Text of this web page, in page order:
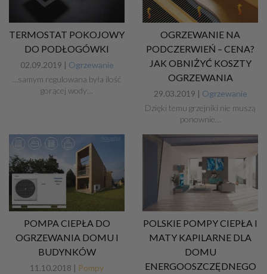
TERMOSTAT POKOJOWY
DO PODŁOGÓWKI
02.09.2019 | Ogrzewanie
...samym regulowana była ilość
gorącej wody…
OGRZEWANIE NA
PODCZERWIEŃ – CENA?
JAK OBNIŻYĆ KOSZTY
OGRZEWANIA
29.03.2019 | Ogrzewanie
Dzięki temu grzejniki nie muszą
ponownie…
POMPA CIEPŁA DO
OGRZEWANIA DOMU I
BUDYNKÓW
11.10.2018 | Pompy
POLSKIE POMPY CIEPŁA I
MATY KAPILARNE DLA
DOMU
ENERGOOSZCZĘDNEGO